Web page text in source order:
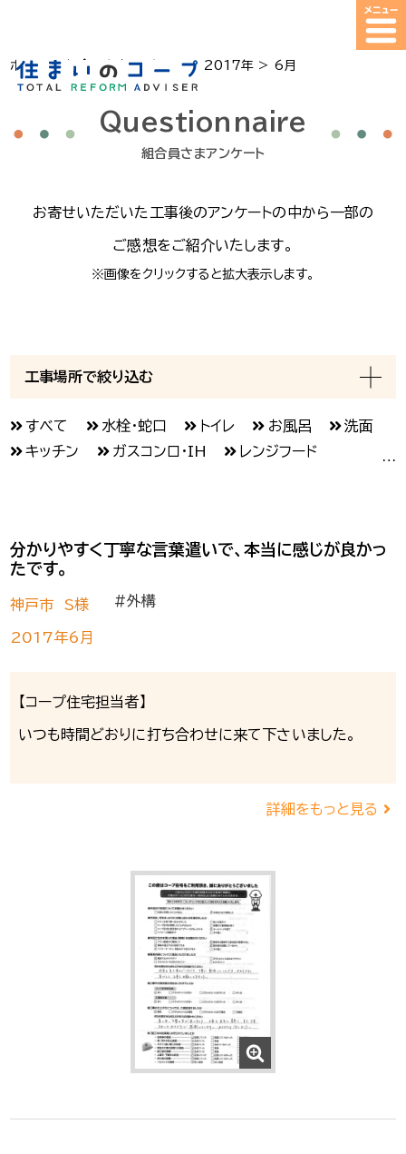
ホーム > 組合員さまアンケート> 2017年 > 6月
Questionnaire
組合員さまアンケート
お寄せいただいた 工事後のアンケートの中から一部の
ご感想をご紹介いたします。
※画像をクリックすると拡大表示します。
工事場所で絞り込む
すべて 水栓・蛇口 トイレ お風呂
洗面
キッチン
ガスコンロ・IH
レンジフード
窓・内窓・網戸
雨戸 カギ交換
外壁
屋根
フェンス・柵
剪定・雑草対策
門まわり
分かりやすく丁寧な言葉遣いで、本当に感じが良かっ
たです。
神戸市 S様 #外構
2017年6月
【コープ住宅担当者】
いつも時間どおりに打ち合わせに来て下さいました。
詳細をもっと見る